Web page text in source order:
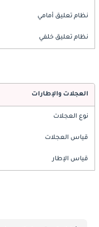
نظام تعليق أمامي
نظام تعليق خلفي
العجلات والإطارات
نوع العجلات
قياس العجلات
قياس الإطار